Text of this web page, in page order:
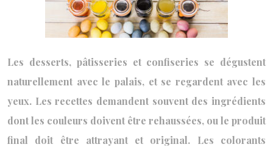
Les desserts, pâtisseries et confiseries se dégustent
naturellement avec le palais, et se regardent avec les
yeux. Les recettes demandent souvent des ingrédients
dont les couleurs doivent être rehaussées, ou le produit
final doit être attrayant et original. Les colorants